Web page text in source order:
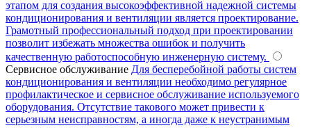
этапом для создания высокоэффективной надежной системы
кондиционирования и вентиляции является проектирование.
Грамотный профессиональный подход при проектировании
позволит избежать множества ошибок и получить
качественную работоспособную инженерную систему.
Сервисное обслуживание Для бесперебойной работы систем
кондиционирования и вентиляции необходимо регулярное
профилактическое и сервисное обслуживание используемого
оборудования. Отсутствие такового может привести к
серьезным неисправностям, а иногда даже к неустранимым